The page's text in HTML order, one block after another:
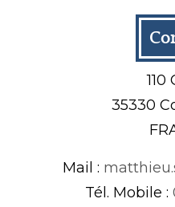
110
35330
Mail :
Tél. Mobile :